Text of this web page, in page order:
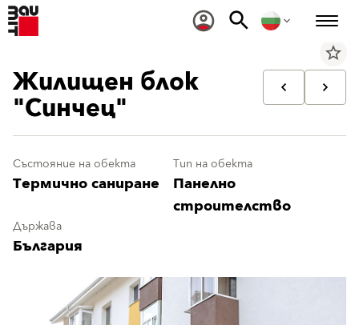
star_border
Жилищен блок
"Синчец"
Състояние на обекта
Термично саниране
Тип на обекта
Панелно
строителство
Държава
България